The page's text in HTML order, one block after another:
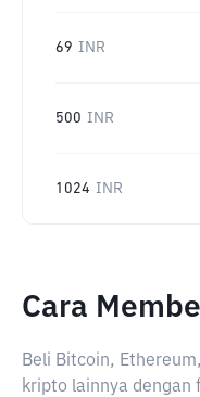
69 INR
500 INR
1024 INR
Cara
Beli Bitcoin,
kripto lainnya dengan